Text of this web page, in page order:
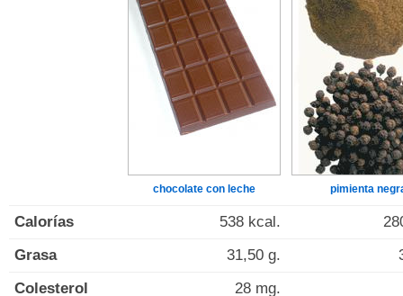
chocolate con leche pimienta
Calorías 538 kcal.
Grasa
31,50 g.
Colesterol
28 mg.